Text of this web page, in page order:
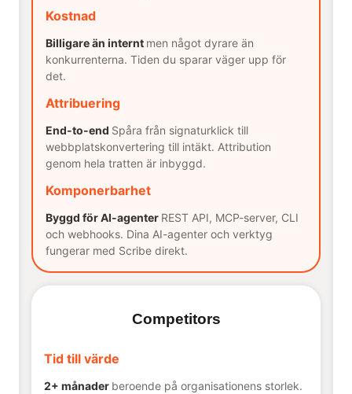
Kostnad
Billigare än internt men något dyrare än
konkurrenterna. Tiden du sparar väger upp för
det.
Attribuering
End-to-end Spåra från signaturklick till
webbplatskonvertering till intäkt. Attribution
genom hela tratten är inbyggd.
Komponerbarhet
Byggd för AI-agenter REST API, MCP-server, CLI
och webhooks. Dina AI-agenter och verktyg
fungerar med Scribe direkt.
Competitors
Tid till värde
2+ månader beroende på organisationens storlek.